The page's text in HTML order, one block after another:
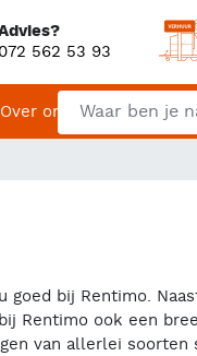
072 562 53 93
Zoeken
Over ons Contact
goed bij Rentimo.
Rentimo ook een
van allerlei soorten